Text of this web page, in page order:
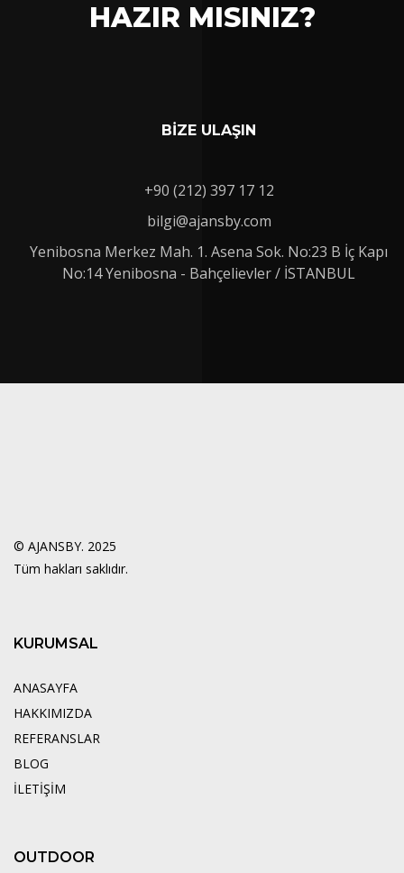
HAZIR MISINIZ?
BİZE ULAŞIN
+90 (212) 397 17 12
bilgi@ajansby.com
Yenibosna Merkez Mah. 1. Asena Sok. No:23 B İç Kapı
No:14 Yenibosna - Bahçelievler / İSTANBUL
© AJANSBY. 2025
Tüm hakları saklıdır.
KURUMSAL
ANASAYFA
HAKKIMIZDA
REFERANSLAR
BLOG
İLETİŞİM
OUTDOOR